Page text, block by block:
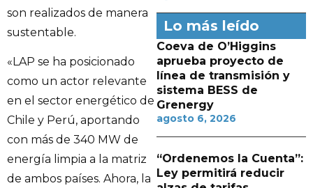
son realizados de manera
sustentable.
«LAP se ha posicionado
como un actor relevante
en el sector energético de
Chile y Perú, aportando
con más de 340 MW de
energía limpia a la matriz
de ambos países. Ahora, la
Lo más leído
Coeva de O’Higgins
aprueba proyecto de
línea de transmisión y
sistema BESS de
Grenergy
agosto 6, 2026
“Ordenemos la Cuenta”:
Ley permitirá reducir